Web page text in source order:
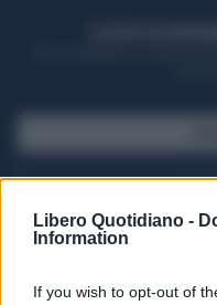
Libero Quotidiano -
Information
If you wish to opt-out of